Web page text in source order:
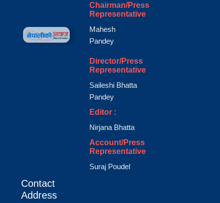
Chairman/Press
Representative
Mahesh
Pandey
Director/Press
Representative
Saileshi Bhatta
Pandey
Editor :
Nirjana Bhatta
Account/Press
Representative
Suraj Poudel
Contact
Address